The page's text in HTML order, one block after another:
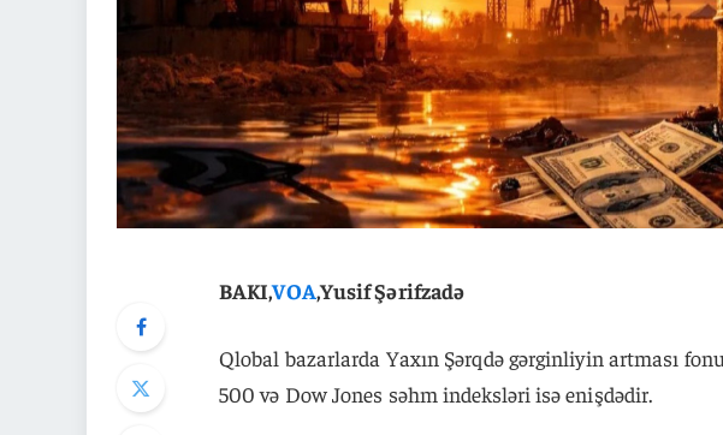
BAKI,VOA,Yusif Şərifzadə
Qlobal bazarlarda Yaxın Şərqdə gərginliyin artması
500 və Dow Jones səhm indeksləri isə enişdədir.